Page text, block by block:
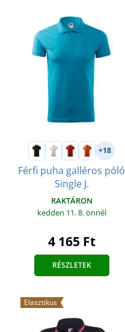
+18
Férfi puha galléros póló
Single J.
RAKTÁRON
kedden 11. 8.önnél
4 165 Ft
RÉSZLETEK
Elasztikus